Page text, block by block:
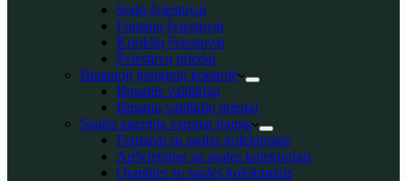
Sodo šviestuvai
Fontanų šviestuvai
Krioklių šviestuvai
Šviestuvų priedai
Išmanioji įrenginių kontrolė
Išmanūs valdikliai
Išmanių valdiklių priedai
Saulės energija varoma įranga
Fontanai su saulės kolektoriais
Apšvietimas su saulės kolektoriais
Orapūtės su saulės kolektoriais